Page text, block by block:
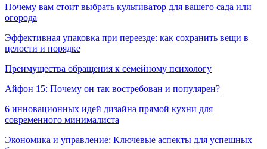
Почему вам стоит выбрать культиватор для вашего сада или
огорода
Эффективная упаковка при переезде: как сохранить вещи в
целости и порядке
Преимущества обращения к семейному психологу
Айфон 15: Почему он так востребован и популярен?
6 инновационных идей дизайна прямой кухни для
современного минималиста
Экономика и управление: Ключевые аспекты для успешных